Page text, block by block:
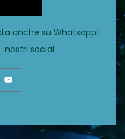
anche su Whatsapp!
nostri social.